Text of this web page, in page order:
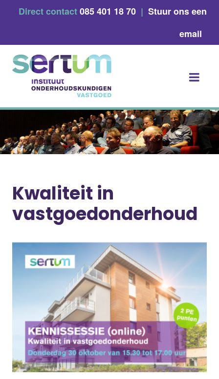
Direct contact085 401 18 70 | Stuur ons een
email
Kwaliteit in
vastgoedonderhoud